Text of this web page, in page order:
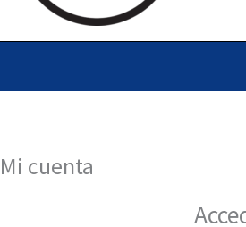
Mi cuenta